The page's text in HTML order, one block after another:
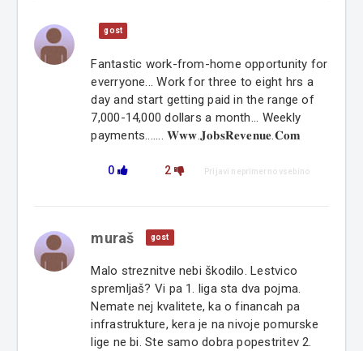
gost
Fantastic work-from-home opportunity for
everryone... Work for three to eight hrs a
day and start getting paid in the range of
7,000-14,000 dollars a month... Weekly
payments....... 𝐖𝐰𝐰.𝐉𝐨𝐛𝐬𝐑𝐞𝐯𝐞𝐧𝐮𝐞.𝐂𝐨𝐦
0 2 Prijavi neprimerno vsebino
muraš gost
Malo streznitve nebi škodilo. Lestvico
spremljaš? Vi pa 1. liga sta dva pojma.
Nemate nej kvalitete, ka o financah pa
infrastrukture, kera je na nivoje pomurske
lige ne bi. Ste samo dobra popestritev 2.